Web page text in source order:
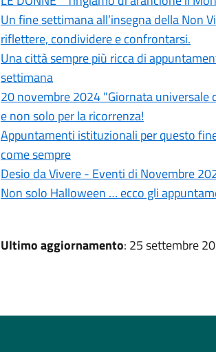
Un fine settimana all’insegna della Non
riflettere, condividere e confrontarsi.
Una città sempre più ricca di
settimana
20 novembre 2024 "Giornata
e non solo per la ricorrenza!
Appuntamenti istituzionali per questo
come sempre
Desio da Vivere - Eventi di Novembre
Non solo Halloween … ecco gli
Ultimo aggiornamento: 25 settembre